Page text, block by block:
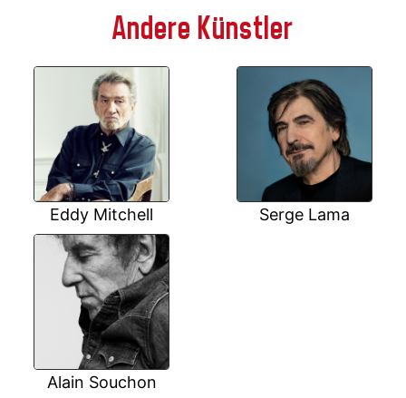
Andere Künstler
Eddy Mitchell Serge Lama
Alain Souchon